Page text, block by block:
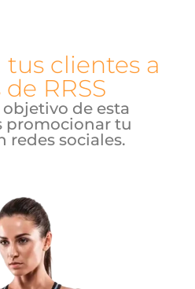
tus clientes a
RRSS
de esta
promocionar tu
redes sociales.